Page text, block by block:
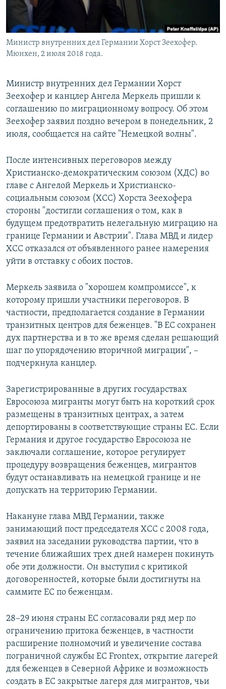
Министр внутренних дел Германии Хорст Зеехофер.
Мюнхен, 2 июля 2018 года.
Министр внутренних дел Германии Хорст
Зеехофер и канцлер Ангела Меркель пришли к
соглашению по миграционному вопросу. Об этом
Зеехофер заявил поздно вечером в понедельник, 2
июля, сообщается на сайте "Немецкой волны".
После интенсивных переговоров между
Христианско-демократическим союзом (ХДС) во
главе с Ангелой Меркель и Христианско-
социальным союзом (ХСС) Хорста Зеехофера
стороны "достигли соглашения о том, как в
будущем предотвратить нелегальную миграцию на
границе Германии и Австрии". Глава МВД и лидер
ХСС отказался от объявленного ранее намерения
уйти в отставку с обоих постов.
Меркель заявила о "хорошем компромиссе", к
которому пришли участники переговоров. В
частности, предполагается создание в Германии
транзитных центров для беженцев. "В ЕС сохранен
дух партнерства и в то же время сделан решающий
шаг по упорядочению вторичной миграции", –
подчеркнула канцлер.
Зарегистрированные в других государствах
Евросоюза мигранты могут быть на короткий срок
размещены в транзитных центрах, а затем
депортированы в соответствующие страны ЕС. Если
Германия и другое государство Евросоюза не
заключали соглашение, которое регулирует
процедуру возвращения беженцев, мигрантов
будут останавливать на немецкой границе и не
допускать на территорию Германии.
Накануне глава МВД Германии, также
занимающий пост председателя ХСС с 2008 года,
заявил на заседании руководства партии, что в
течение ближайших трех дней намерен покинуть
обе эти должности. Он выступил с критикой
договоренностей, которые были достигнуты на
саммите ЕС по беженцам.
28–29 июня страны ЕС согласовали ряд мер по
ограничению притока беженцев, в частности
расширение полномочий и увеличение состава
пограничной службы ЕС Frontex, открытие лагерей
для беженцев в Северной Африке и возможность
создать в ЕС закрытые лагеря для мигрантов, чьи